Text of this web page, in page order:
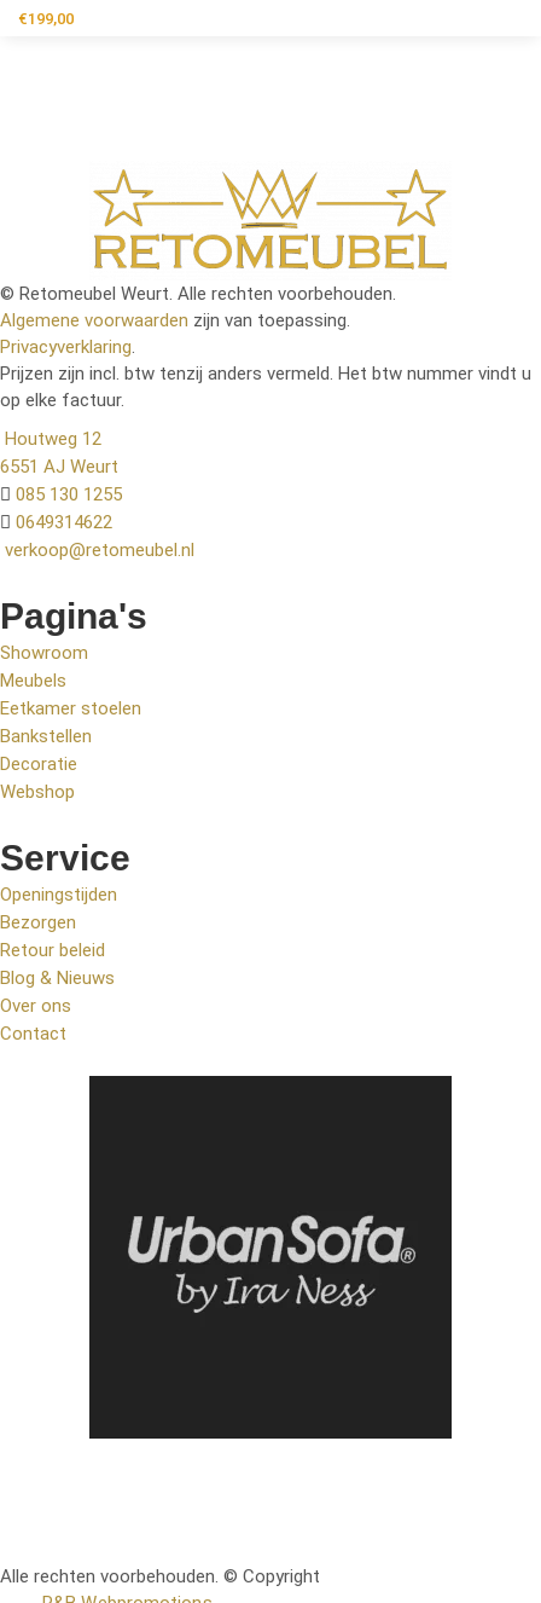
€199,00
© Retomeubel Weurt. Alle rechten voorbehouden.
Algemene voorwaarden zijn van toepassing.
Privacyverklaring
Prijzen zijn incl. btw tenzij anders vermeld. Het btw nummer vindt u
op elke factuur.
Houtweg 12
6551 AJ Weurt
085 130 1255
0649314622
verkoop@retomeubel.nl
Pagina's
Showroom
Meubels
Eetkamer stoelen
Bankstellen
Decoratie
Webshop
Service
Openingstijden
Bezorgen
Retour beleid
Blog & Nieuws
Over ons
Contact
Alle rechten voorbehouden. © Copyright